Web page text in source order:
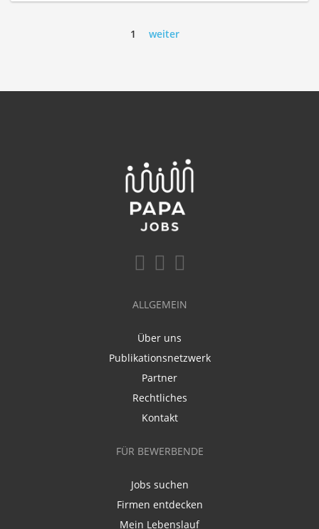
1 weiter
ALLGEMEIN
Über uns
Publikationsnetzwerk
Partner
Rechtliches
Kontakt
FÜR BEWERBENDE
Jobs suchen
Firmen entdecken
Mein Lebenslauf